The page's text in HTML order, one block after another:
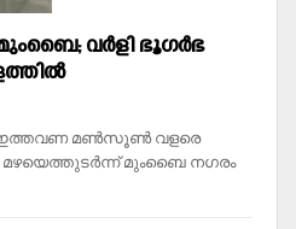
വര്‍ളി ഭൂഗര്‍ഭ
ഇത്തവണ മണ്‍സൂണ്‍ വളരെ
മുംബൈ നഗരം